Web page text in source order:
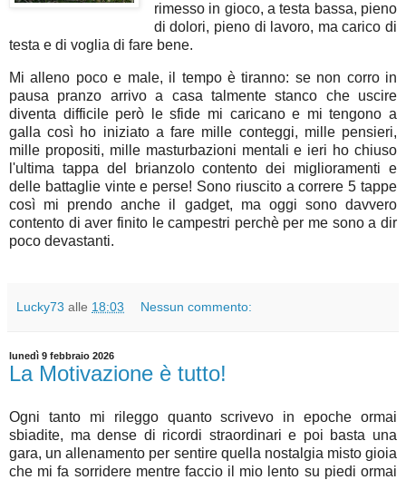
rimesso in gioco, a testa bassa, pieno
di dolori, pieno di lavoro, ma carico di
testa e di voglia di fare bene.
Mi alleno poco e male, il tempo è tiranno: se non corro in
pausa pranzo arrivo a casa talmente stanco che uscire
diventa difficile però le sfide mi caricano e mi tengono a
galla così ho iniziato a fare mille conteggi, mille pensieri,
mille propositi, mille masturbazioni mentali e ieri ho chiuso
l'ultima tappa del brianzolo contento dei miglioramenti e
delle battaglie vinte e perse! Sono riuscito a correre 5 tappe
così mi prendo anche il gadget, ma oggi sono davvero
contento di aver finito le campestri perchè per me sono a dir
poco devastanti.
Lucky73 alle 18:03 Nessun commento:
lunedì 9 febbraio 2026
La Motivazione è tutto!
Ogni tanto mi rileggo quanto scrivevo in epoche ormai
sbiadite, ma dense di ricordi straordinari e poi basta una
gara, un allenamento per sentire quella nostalgia misto gioia
che mi fa sorridere mentre faccio il mio lento su piedi ormai